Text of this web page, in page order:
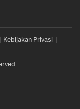
Kebijakan Privasi